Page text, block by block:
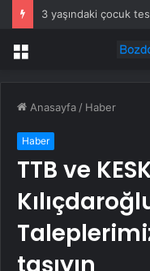
3 yaşındaki çocuk
Menü
Anasayfa / Haber
Haber
TTB ve